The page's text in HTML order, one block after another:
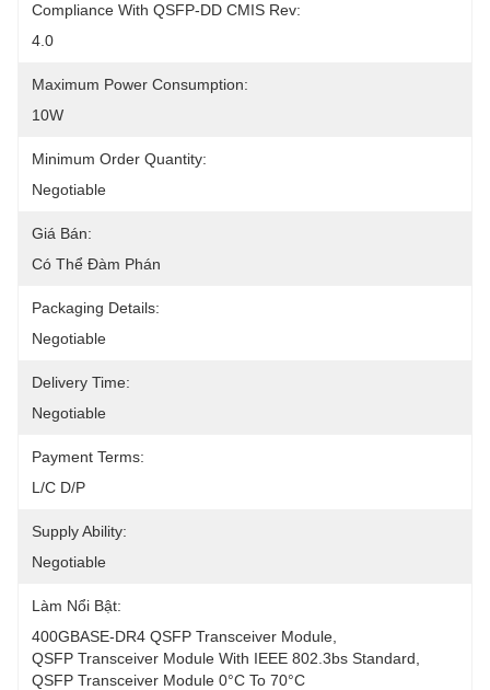
Compliance With QSFP-DD CMIS Rev:
4.0
Maximum Power Consumption:
10W
Minimum Order Quantity:
Negotiable
Giá Bán:
Có Thể Đàm Phán
Packaging Details:
Negotiable
Delivery Time:
Negotiable
Payment Terms:
L/C D/P
Supply Ability:
Negotiable
Làm Nổi Bật:
400GBASE-DR4 QSFP Transceiver Module
QSFP Transceiver Module With IEEE 802.3bs Standard
QSFP Transceiver Module 0°C To 70°C